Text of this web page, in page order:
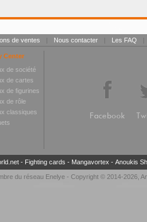
de ventes | Nous contacter | Les FAQ |
Center
de société
de cartes
de figurines
de rôle
classiques
Facebook
- Fighting cards - Mangavortex - Anoukis
du réseau Enelye - Copyright © 2014-2026,